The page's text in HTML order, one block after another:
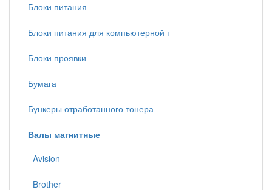
Блоки питания
Блоки питания для компьютерной т
Блоки проявки
Бумага
Бункеры отработанного тонера
Валы магнитные
Avision
Brother